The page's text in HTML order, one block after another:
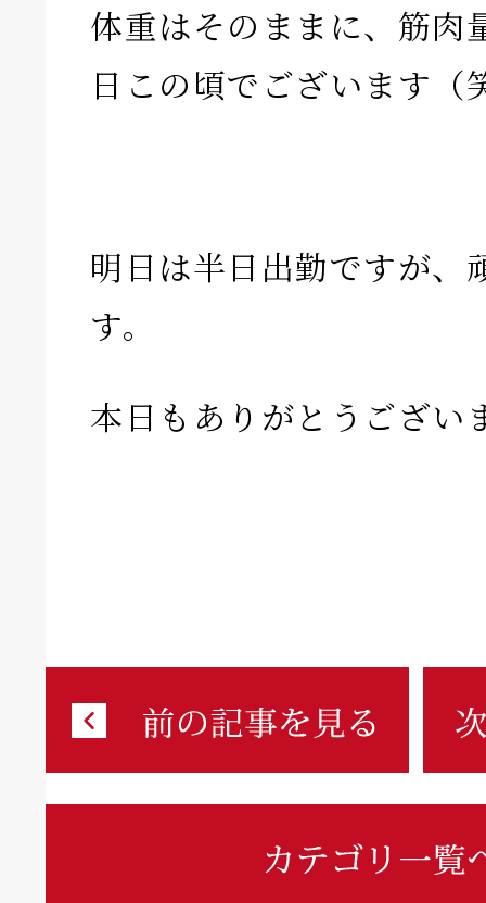
体重はそのままに、筋肉
日この頃でございます（
明日は半日出勤ですが、
す。
本日もありがとうござい